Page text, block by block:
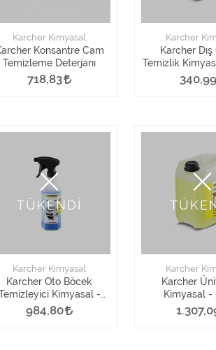
Karcher Kimyasal
Konsantre Cam
Temizleme Deterjanı
718,83
Karcher
Karcher
Temizlik
340,99
TÜKENDİ
Karcher Kimyasal
Karcher Oto Böcek
Kimyasal -
500 ml
984,80
Karcher
Karcher
Kimyasal -